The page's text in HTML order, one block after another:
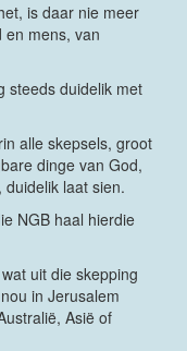
is daar nie meer
en mens, van
steeds duidelik met
alle skepsels, groot
dinge van God,
laat sien.
NGB haal hierdie
uit die skepping
in Jerusalem
Asië of